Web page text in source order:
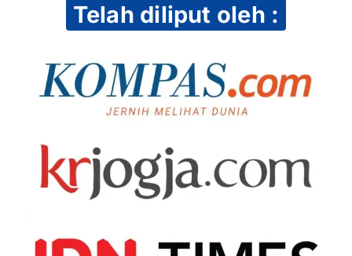
Telah diliput oleh :